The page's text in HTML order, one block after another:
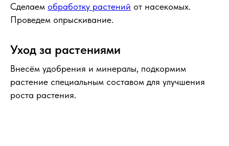
Сделаем обработку растений от насекомых.
Проведем опрыскивание.
Уход за растениями
Внесём удобрения и минералы, подкормим
растение специальным составом для улучшения
роста растения.